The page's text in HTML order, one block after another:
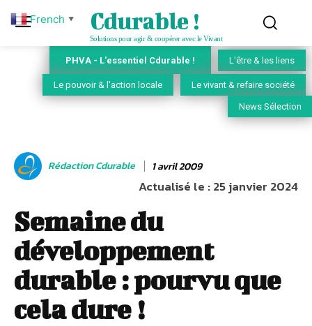
Cdurable !
Solutions pour agir & coopérer avec le Vivant
PHVA - L'essentiel Cdurable ! L'être & les liens
Le pouvoir & l'action locale Le vivant & refaire société
News Sélection
Rédaction Cdurable 1 avril 2009
Actualisé le :25 janvier 2024
Semaine du
développement
durable : pourvu que
cela dure !
French ▼